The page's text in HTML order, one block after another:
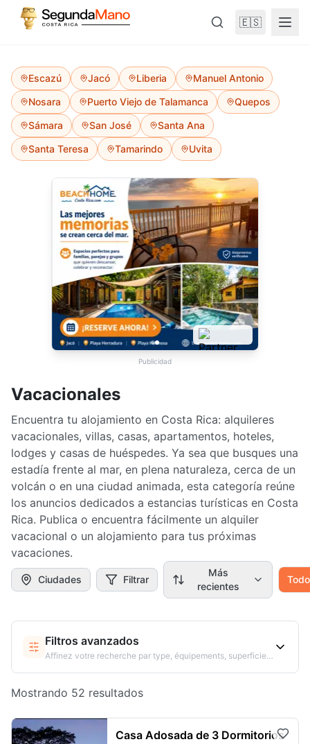
🇪🇸
Escazú Jacó Liberia
Manuel Antonio
Nosara
Puerto Viejo de Talamanca
Quepos
Sámara
San José
Santa Ana
Santa Teresa
Tamarindo Uvita
Publicidad
Vacacionales
Encuentra tu alojamiento en Costa Rica: alquileres
vacacionales, villas, casas, apartamentos, hoteles,
lodges y casas de huéspedes. Ya sea que busques una
estadía frente al mar, en plena naturaleza, cerca de un
volcán o en una ciudad animada, esta categoría reúne
los anuncios dedicados a estancias turísticas en Costa
Rica. Publica o encuentra fácilmente un alquiler
vacacional o un alojamiento para tus próximas
vacaciones.
Ciudades Filtrar
Más
recientes
Filtros avanzados
Affinez votre recherche par type, équipements, superficie…
Mostrando 52 resultados
Casa Adosada de 3 Dormitorios